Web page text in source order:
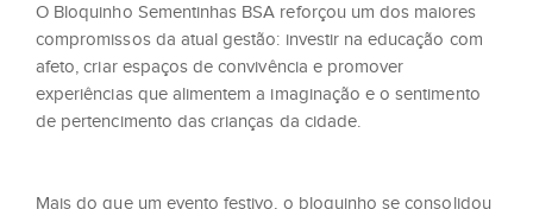
O Bloquinho Sementinhas BSA reforçou um dos maiores
compromissos da atual gestão: investir na educação com
afeto, criar espaços de convivência e promover
experiências que alimentem a imaginação e o sentimento
de pertencimento das crianças da cidade.
Mais do que um evento festivo, o bloquinho se consolidou